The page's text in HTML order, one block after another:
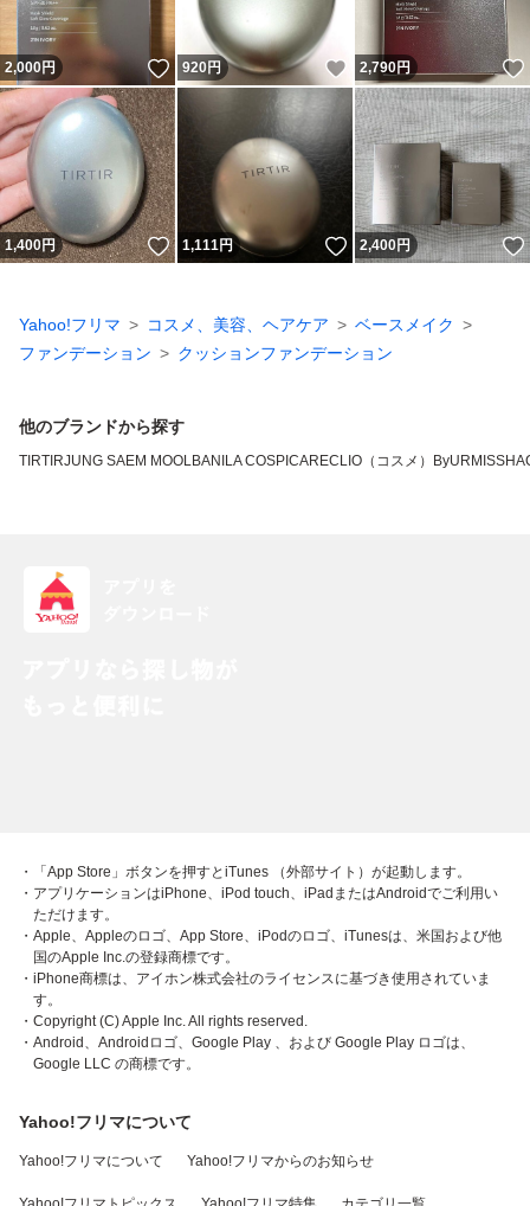
2,000円 いいね！
920円 いいね！
2,790円
1,400円 いいね！
1,111円 いいね！
2,400円
Yahoo!フリマ コスメ、美容、ヘアケア
ベースメイク
ファンデーション
クッションファンデーション
他のブランドから探す
TIRTIRJUNG SAEM MOOLBANILA COSPICARECLIO（コスメ） ByUR MISSHA
・「App Store」ボタンを押すとiTunes （外部サイト）が起動します。
・アプリケーションはiPhone、iPod touch、iPadまたはAndroidでご利用い
ただけます。
・Apple、Appleのロゴ、App Store、iPodのロゴ、iTunesは、米国および他
国のApple Inc.の登録商標です。
・iPhone商標は、アイホン株式会社のライセンスに基づき使用されていま
す。
・Copyright (C) Apple Inc. All rights reserved.
・Android、Androidロゴ、Google Play 、および Google Play ロゴは、
Google LLC の商標です。
Yahoo!フリマについて
Yahoo!フリマについて Yahoo!フリマからのお知らせ